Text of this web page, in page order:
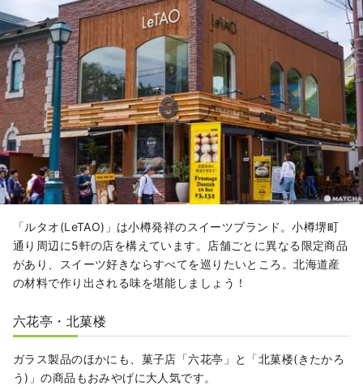
「ルタオ(LeTAO)」は小樽発祥のスイーツブランド。小樽堺町
通り周辺に5軒の店を構えています。店舗ごとに異なる限定商品
があり、スイーツ好きならすべてを巡りたいところ。北海道産
の材料で作り出される味を堪能しましょう！
六花亭・北菓楼
ガラス製品のほかにも、菓子店「六花亭」と「北菓楼(きたかろ
う)」の商品もおみやげに大人気です。